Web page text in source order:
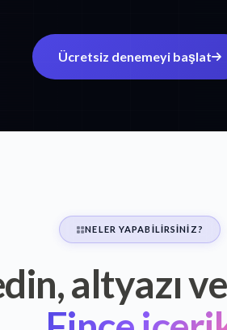
Ücretsiz denemeyi başlat
NELER YAPABILIRSINIZ?
altyazı